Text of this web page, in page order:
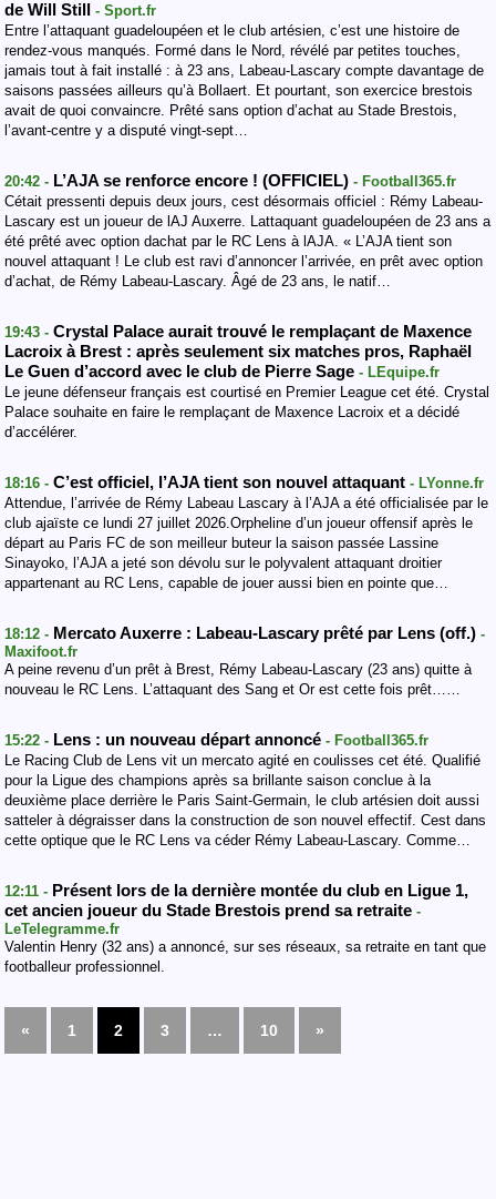
de Will Still - Sport.fr
Entre l’attaquant guadeloupéen et le club artésien, c’est une histoire de
rendez-vous manqués. Formé dans le Nord, révélé par petites touches,
jamais tout à fait installé : à 23 ans, Labeau-Lascary compte davantage de
saisons passées ailleurs qu’à Bollaert. Et pourtant, son exercice brestois
avait de quoi convaincre. Prêté sans option d’achat au Stade Brestois,
l’avant-centre y a disputé vingt-sept…
20:42 - L’AJA se renforce encore ! (OFFICIEL) - Football365.fr
Cétait pressenti depuis deux jours, cest désormais officiel : Rémy Labeau-
Lascary est un joueur de lAJ Auxerre. Lattaquant guadeloupéen de 23 ans a
été prêté avec option dachat par le RC Lens à lAJA. « L’AJA tient son
nouvel attaquant ! Le club est ravi d’annoncer l’arrivée, en prêt avec option
d’achat, de Rémy Labeau-Lascary. Âgé de 23 ans, le natif…
19:43 - Crystal Palace aurait trouvé le remplaçant de Maxence
Lacroix à Brest : après seulement six matches pros, Raphaël
Le Guen d’accord avec le club de Pierre Sage - LEquipe.fr
Le jeune défenseur français est courtisé en Premier League cet été. Crystal
Palace souhaite en faire le remplaçant de Maxence Lacroix et a décidé
d’accélérer.
18:16 - C’est officiel, l’AJA tient son nouvel attaquant - LYonne.fr
Attendue, l’arrivée de Rémy Labeau Lascary à l’AJA a été officialisée par le
club ajaïste ce lundi 27 juillet 2026.Orpheline d’un joueur offensif après le
départ au Paris FC de son meilleur buteur la saison passée Lassine
Sinayoko, l’AJA a jeté son dévolu sur le polyvalent attaquant droitier
appartenant au RC Lens, capable de jouer aussi bien en pointe que…
18:12 - Mercato Auxerre : Labeau-Lascary prêté par Lens (off.) -
Maxifoot.fr
A peine revenu d’un prêt à Brest, Rémy Labeau-Lascary (23 ans) quitte à
nouveau le RC Lens. L’attaquant des Sang et Or est cette fois prêt……
15:22 - Lens : un nouveau départ annoncé - Football365.fr
Le Racing Club de Lens vit un mercato agité en coulisses cet été. Qualifié
pour la Ligue des champions après sa brillante saison conclue à la
deuxième place derrière le Paris Saint-Germain, le club artésien doit aussi
satteler à dégraisser dans la construction de son nouvel effectif. Cest dans
cette optique que le RC Lens va céder Rémy Labeau-Lascary. Comme…
12:11 - Présent lors de la dernière montée du club en Ligue 1,
cet ancien joueur du Stade Brestois prend sa retraite -
LeTelegramme.fr
Valentin Henry (32 ans) a annoncé, sur ses réseaux, sa retraite en tant que
footballeur professionnel.
« 1 2 3 … 10 »